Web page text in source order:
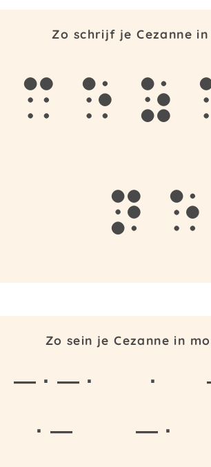
Zo schrijf je Cezanne
c e z
n e
Zo sein je Cezanne in
— · — · ·
· —
— ·